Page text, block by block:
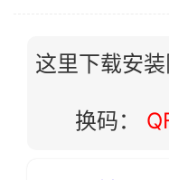
这里下载安
换码：